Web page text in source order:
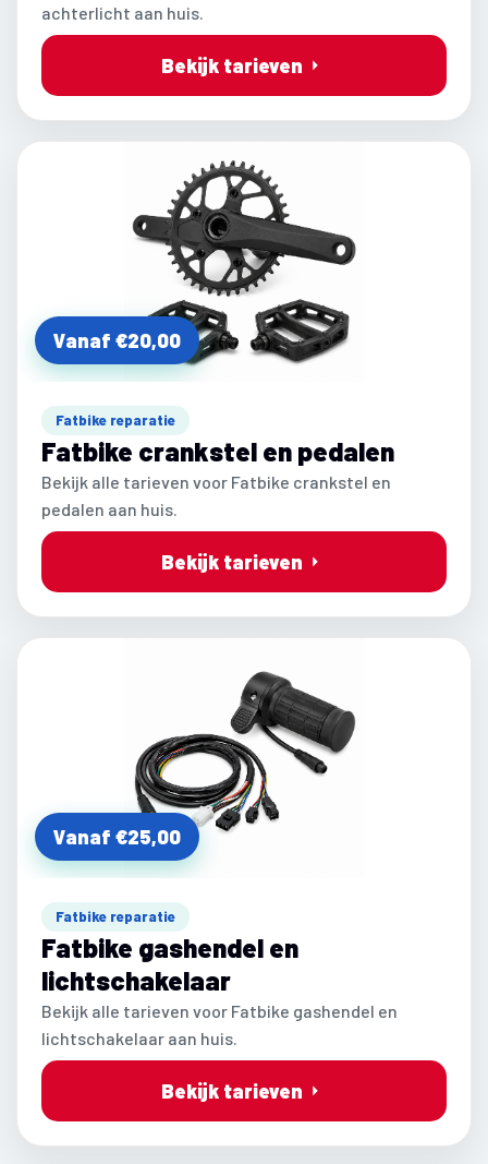
achterlicht aan huis.
Bekijk tarieven
Vanaf €20,00
Fatbike reparatie
Fatbike crankstel en pedalen
Bekijk alle tarieven voor Fatbike crankstel en
pedalen aan huis.
Bekijk tarieven
Vanaf €25,00
Fatbike reparatie
Fatbike gashendel en
lichtschakelaar
Bekijk alle tarieven voor Fatbike gashendel en
lichtschakelaar aan huis.
Bekijk tarieven